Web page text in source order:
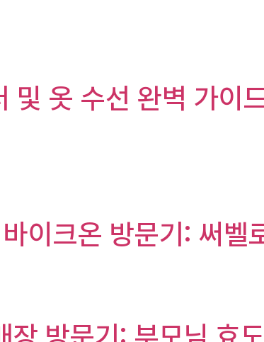
옷 수선 완벽 가이
이크온 방문기: 써벨